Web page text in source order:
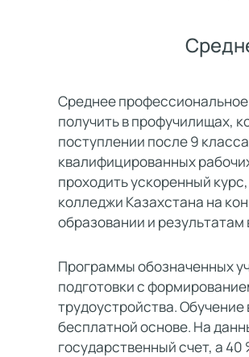
Среднее
получить в профучилищах,
поступлении после 9
квалифицированных
проходить ускоренный
колледжи Казахстана на
образовании и
Программы обозначенных
подготовки с
трудоустройства.
бесплатной основе. На
государственный счет, а